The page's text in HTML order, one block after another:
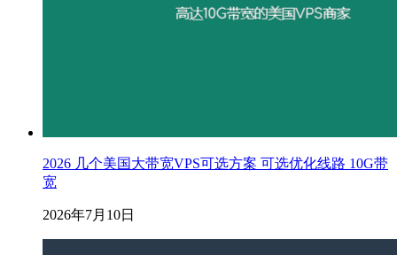
2026 几个美国大带宽VPS可选方案 可选优化线路 10G带
宽
2026年7月10日